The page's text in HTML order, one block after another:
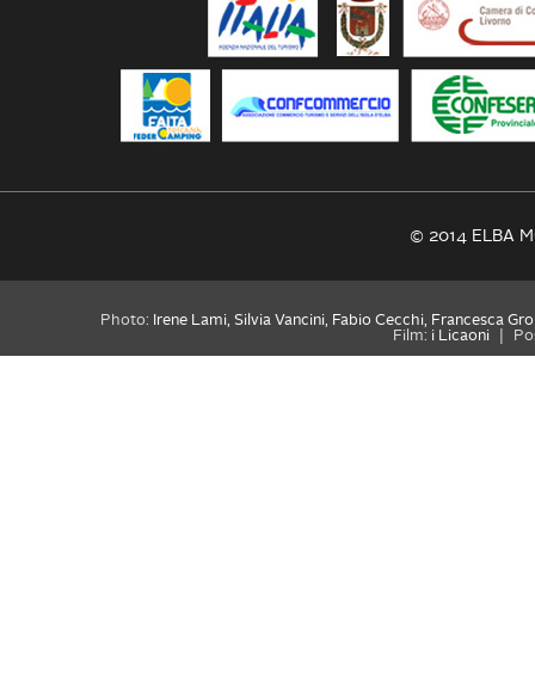
© 2014 ELBA
Photo:
Irene Lami, Silvia Vancini, Fabio Cecchi, Francesca
Film: i Licaoni